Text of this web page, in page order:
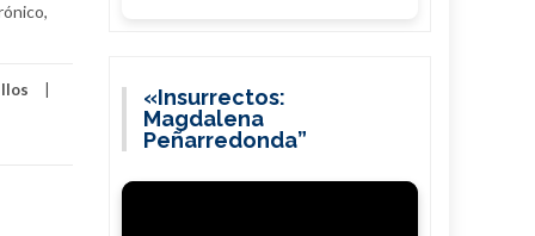
«Insurrectos:
Magdalena
Peñarredonda”